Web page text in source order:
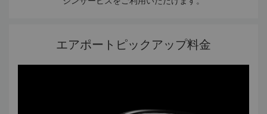
エアポートピックアップ料金